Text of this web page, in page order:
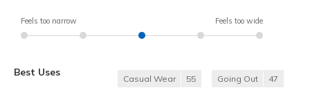
Feels too narrow Feels too wide
Best Uses
Casual Wear 55 Going Out 47